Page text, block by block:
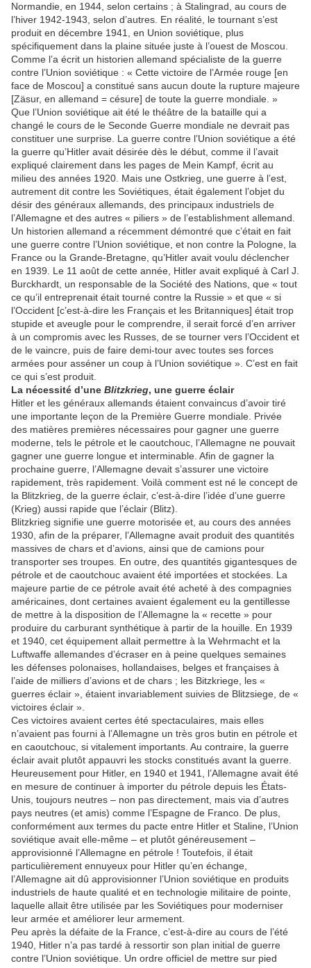
Normandie, en 1944, selon certains ; à Stalingrad, au cours de
l’hiver 1942-1943, selon d’autres. En réalité, le tournant s’est
produit en décembre 1941, en Union soviétique, plus
spécifiquement dans la plaine située juste à l’ouest de Moscou.
Comme l’a écrit un historien allemand spécialiste de la guerre
contre l’Union soviétique : « Cette victoire de l’Armée rouge [en
face de Moscou] a constitué sans aucun doute la rupture majeure
[Zäsur, en allemand = césure] de toute la guerre mondiale. »
Que l’Union soviétique ait été le théâtre de la bataille qui a
changé le cours de le Seconde Guerre mondiale ne devrait pas
constituer une surprise. La guerre contre l’Union soviétique a été
la guerre qu’Hitler avait désirée dès le début, comme il l’avait
expliqué clairement dans les pages de Mein Kampf, écrit au
milieu des années 1920. Mais une Ostkrieg, une guerre à l’est,
autrement dit contre les Soviétiques, était également l’objet du
désir des généraux allemands, des principaux industriels de
l’Allemagne et des autres « piliers » de l’establishment allemand.
Un historien allemand a récemment démontré que c’était en fait
une guerre contre l’Union soviétique, et non contre la Pologne, la
France ou la Grande-Bretagne, qu’Hitler avait voulu déclencher
en 1939. Le 11 août de cette année, Hitler avait expliqué à Carl J.
Burckhardt, un responsable de la Société des Nations, que « tout
ce qu’il entreprenait était tourné contre la Russie » et que « si
l’Occident [c’est-à-dire les Français et les Britanniques] était trop
stupide et aveugle pour le comprendre, il serait forcé d’en arriver
à un compromis avec les Russes, de se tourner vers l’Occident et
de le vaincre, puis de faire demi-tour avec toutes ses forces
armées pour asséner un coup à l’Union soviétique ». C’est en fait
ce qui s’est produit.
La nécessité d’une Blitzkrieg, une guerre éclair
Hitler et les généraux allemands étaient convaincus d’avoir tiré
une importante leçon de la Première Guerre mondiale. Privée
des matières premières nécessaires pour gagner une guerre
moderne, tels le pétrole et le caoutchouc, l’Allemagne ne pouvait
gagner une guerre longue et interminable. Afin de gagner la
prochaine guerre, l’Allemagne devait s’assurer une victoire
rapidement, très rapidement. Voilà comment est né le concept de
la Blitzkrieg, de la guerre éclair, c’est-à-dire l’idée d’une guerre
(Krieg) aussi rapide que l’éclair (Blitz).
Blitzkrieg signifie une guerre motorisée et, au cours des années
1930, afin de la préparer, l’Allemagne avait produit des quantités
massives de chars et d’avions, ainsi que de camions pour
transporter ses troupes. En outre, des quantités gigantesques de
pétrole et de caoutchouc avaient été importées et stockées. La
majeure partie de ce pétrole avait été acheté à des compagnies
américaines, dont certaines avaient également eu la gentillesse
de mettre à la disposition de l’Allemagne la « recette » pour
produire du carburant synthétique à partir de la houille. En 1939
et 1940, cet équipement allait permettre à la Wehrmacht et la
Luftwaffe allemandes d’écraser en à peine quelques semaines
les défenses polonaises, hollandaises, belges et françaises à
l’aide de milliers d’avions et de chars ; les Bitzkriege, les «
guerres éclair », étaient invariablement suivies de Blitzsiege, de «
victoires éclair ».
Ces victoires avaient certes été spectaculaires, mais elles
n’avaient pas fourni à l’Allemagne un très gros butin en pétrole et
en caoutchouc, si vitalement importants. Au contraire, la guerre
éclair avait plutôt appauvri les stocks constitués avant la guerre.
Heureusement pour Hitler, en 1940 et 1941, l’Allemagne avait été
en mesure de continuer à importer du pétrole depuis les États-
Unis, toujours neutres – non pas directement, mais via d’autres
pays neutres (et amis) comme l’Espagne de Franco. De plus,
conformément aux termes du pacte entre Hitler et Staline, l’Union
soviétique avait elle-même – et plutôt généreusement –
approvisionné l’Allemagne en pétrole ! Toutefois, il était
particulièrement ennuyeux pour Hitler qu’en échange,
l’Allemagne ait dû approvisionner l’Union soviétique en produits
industriels de haute qualité et en technologie militaire de pointe,
laquelle allait être utilisée par les Soviétiques pour moderniser
leur armée et améliorer leur armement.
Peu après la défaite de la France, c’est-à-dire au cours de l’été
1940, Hitler n’a pas tardé à ressortir son plan initial de guerre
contre l’Union soviétique. Un ordre officiel de mettre sur pied